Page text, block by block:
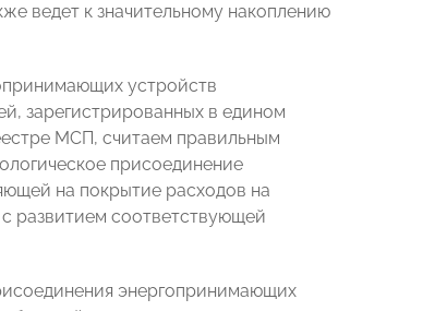
ведет к значительному накоплению
устройств
зарегистрированных в едином
МСП, считаем правильным
присоединение
на покрытие расходов на
с развитием соответствующей
энергопринимающих